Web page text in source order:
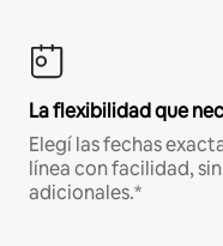
La flexibilidad que
Elegí las fechas
línea con facilidad,
adicionales.*